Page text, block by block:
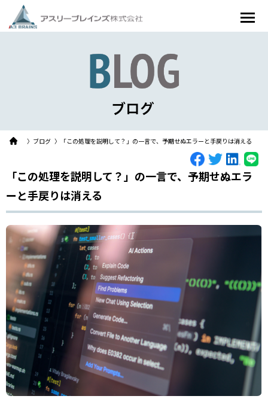
〉ブログ 〉「この処理を説明して？」の一言で、予期せぬエラーと手戻りは消える
「この処理を説明して？」の一言で、予期せぬエラ
ーと手戻りは消える